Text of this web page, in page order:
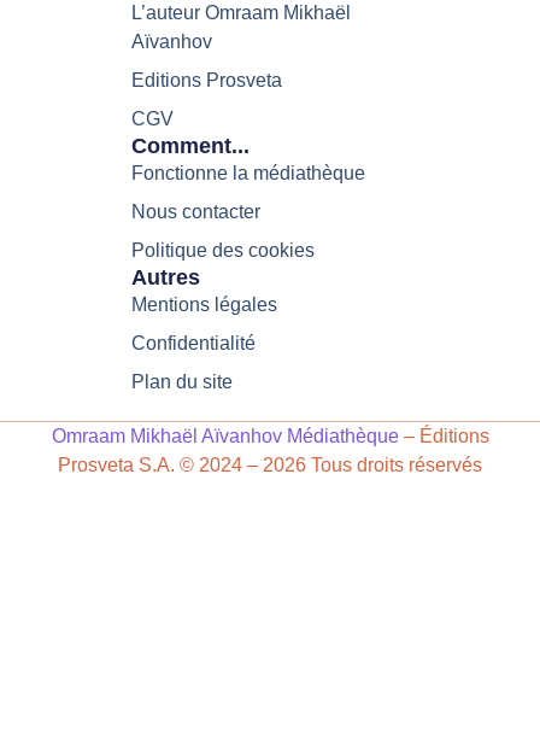
L’auteur Omraam Mikhaël
Aïvanhov
Editions Prosveta
CGV
Comment...
Fonctionne la médiathèque
Nous contacter
Politique des cookies
Autres
Mentions légales
Confidentialité
Plan du site
Omraam Mikhaël Aïvanhov Médiathèque– Éditions
Prosveta S.A. © 2024 – 2026 Tous droits réservés